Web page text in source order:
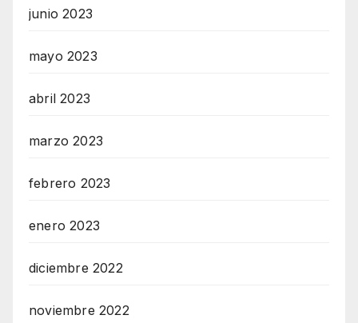
junio 2023
mayo 2023
abril 2023
marzo 2023
febrero 2023
enero 2023
diciembre 2022
noviembre 2022